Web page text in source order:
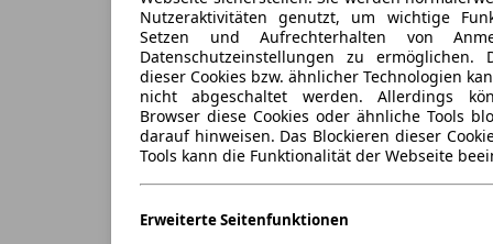
Nutzeraktivitäten genutzt, um wichtige
Setzen und Aufrechterhalten von
Datenschutzeinstellungen zu ermöglichen.
dieser Cookies bzw. ähnlicher Technologien
nicht abgeschaltet werden. Allerdings
Browser diese Cookies oder ähnliche Tools
darauf hinweisen. Das Blockieren dieser
Tools kann die Funktionalität der Webseite
Erweiterte Seitenfunktionen